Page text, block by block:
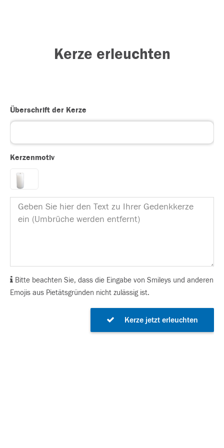
Kerze erleuchten
Überschrift der Kerze
Kerzenmotiv
Bitte beachten Sie, dass die Eingabe von Smileys und anderen
Emojis aus Pietätsgründen nicht zulässig ist.
Kerze jetzt erleuchten